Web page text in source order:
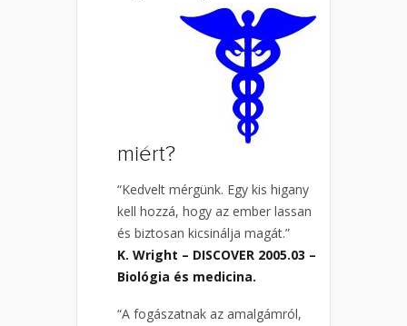
miért?
“Kedvelt mérgünk. Egy kis higany
kell hozzá, hogy az ember lassan
és biztosan kicsinálja magát.”
K. Wright – DISCOVER 2005.03 –
Biológia és medicina.
“A fogászatnak az amalgámról,